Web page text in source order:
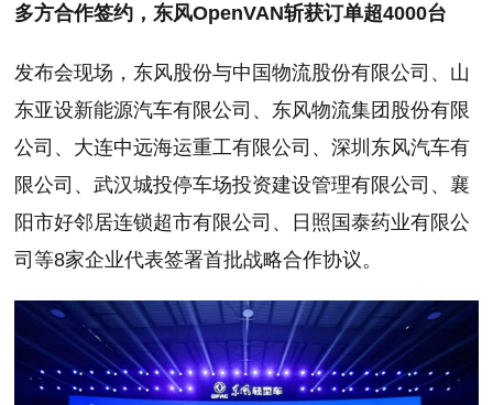
多方合作签约，东风OpenVAN斩获订单超4000台
发布会现场，东风股份与中国物流股份有限公司、山
东亚设新能源汽车有限公司、东风物流集团股份有限
公司、大连中远海运重工有限公司、深圳东风汽车有
限公司、武汉城投停车场投资建设管理有限公司、襄
阳市好邻居连锁超市有限公司、日照国泰药业有限公
司等8家企业代表签署首批战略合作协议。